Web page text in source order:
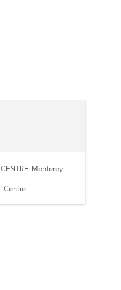
CENTRE, Monterey
Centre